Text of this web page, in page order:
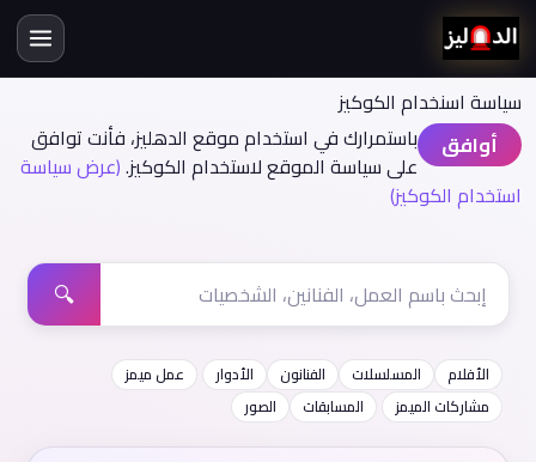
سياسة اسنخدام الكوكيز
أوافق
باستمرارك في استخدام موقع الدهليز، فأنت توافق
على سياسة الموقع لاستخدام الكوكيز.(عرض سياسة
استخدام الكوكيز)
🔍
الأفلام المسلسلات الفنانون الأدوار
عمل ميمز
مشاركات الميمز
المسابقات الصور